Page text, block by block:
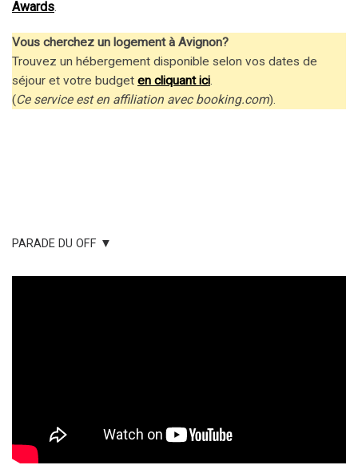
Awards.
Vous cherchez un logement à Avignon?
Trouvez un hébergement disponible selon vos dates de
séjour et votre budget en cliquant ici.
(Ce service est en affiliation avec booking.com).
PARADE DU OFF ▼